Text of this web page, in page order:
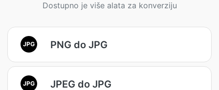
Dostupno je više alata za konverziju
JPG PNG do JPG
JPG JPEG do JPG